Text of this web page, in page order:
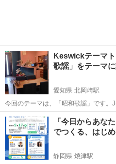
Keswickテーマ
歌謡」をテーマ
愛知県 北岡崎駅
今回のテーマは、「昭和歌謡」です。
う世の中になって…
愛知 岡崎市 北岡崎駅 その
「今日からあな
でつくる、はじ
静岡県 焼津駅